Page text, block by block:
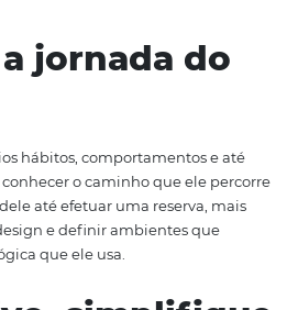
crítica, parte da vivência
essa afirmação com a leitura
a jornada